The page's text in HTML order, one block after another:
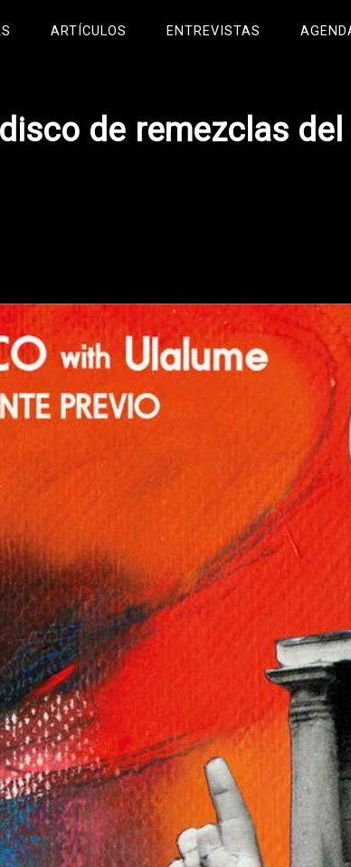
ARTÍCULOS ENTREVISTAS
de remezclas